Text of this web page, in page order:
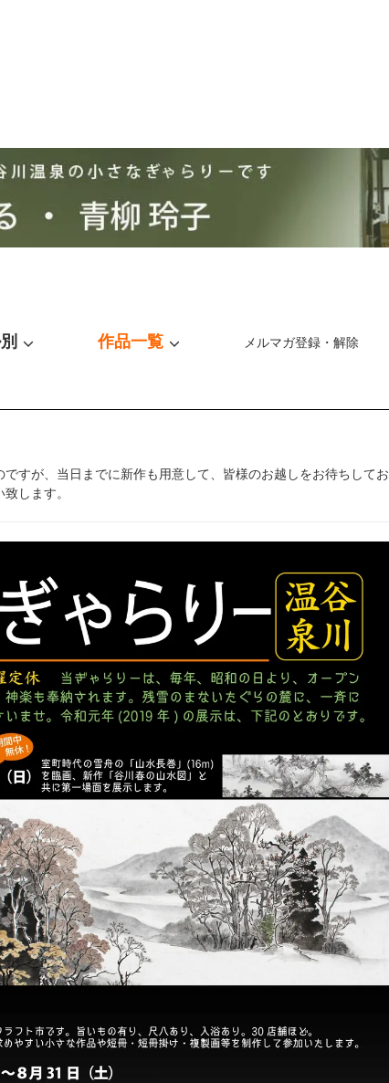
作品一覧 メルマガ登録・解除
すが、当日までに新作も用意して、皆様のお越しをお待ちしてお
します。